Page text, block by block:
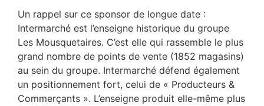
Un rappel sur ce sponsor de longue date :
Intermarché est l’enseigne historique du groupe
Les Mousquetaires. C’est elle qui rassemble le plus
grand nombre de points de vente (1852 magasins)
au sein du groupe. Intermarché défend également
un positionnement fort, celui de « Producteurs &
Commerçants ». L’enseigne produit elle-même plus